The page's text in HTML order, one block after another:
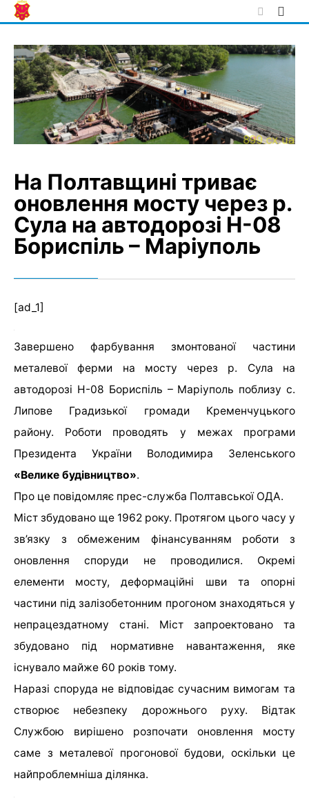
Skip
to
На Полтавщині триває
оновлення мосту через р.
Сула на автодорозі Н-08
Бориспіль – Маріуполь
[ad_1]
Завершено фарбування змонтованої частини
металевої ферми на мосту через р. Сула на
автодорозі Н-08 Бориспіль – Маріуполь поблизу с.
Липове Градизької громади Кременчуцького
району. Роботи проводять у межах програми
Президента України Володимира Зеленського
«Велике будівництво».
Про це повідомляє прес-служба Полтавської ОДА.
Міст збудовано ще 1962 року. Протягом цього часу у
зв’язку з обмеженим фінансуванням роботи з
оновлення споруди не проводилися. Окремі
елементи мосту, деформаційні шви та опорні
частини під залізобетонним прогоном знаходяться у
непрацездатному стані. Міст запроектовано та
збудовано під нормативне навантаження, яке
існувало майже 60 років тому.
Наразі споруда не відповідає сучасним вимогам та
створює небезпеку дорожнього руху. Відтак
Службою вирішено розпочати оновлення мосту
саме з металевої прогонової будови, оскільки це
найпроблемніша ділянка.